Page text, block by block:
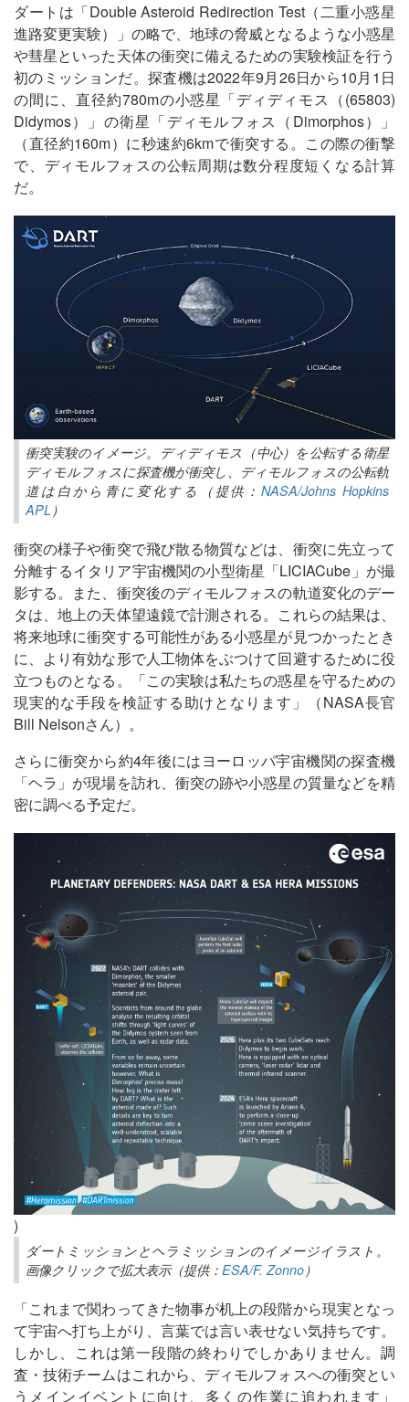
ダートは「Double Asteroid Redirection Test（二重小惑星
進路変更実験）」の略で、地球の脅威となるような小惑星
や彗星といった天体の衝突に備えるための実験検証を行う
初のミッションだ。探査機は2022年9月26日から10月1日
の間に、直径約780mの小惑星「ディディモス（(65803)
Didymos）」の衛星「ディモルフォス（Dimorphos）」
（直径約160m）に秒速約6kmで衝突する。この際の衝撃
で、ディモルフォスの公転周期は数分程度短くなる計算
だ。
衝突実験のイメージ。ディディモス（中心）を公転する衛星
ディモルフォスに探査機が衝突し、ディモルフォスの公転軌
道は白から青に変化する（提供：NASA/Johns Hopkins
APL ）
衝突の様子や衝突で飛び散る物質などは、衝突に先立って
分離するイタリア宇宙機関の小型衛星「LICIACube」が撮
影する。また、衝突後のディモルフォスの軌道変化のデー
タは、地上の天体望遠鏡で計測される。これらの結果は、
将来地球に衝突する可能性がある小惑星が見つかったとき
に、より有効な形で人工物体をぶつけて回避するために役
立つものとなる。「この実験は私たちの惑星を守るための
現実的な手段を検証する助けとなります」（NASA長官
Bill Nelsonさん）。
さらに衝突から約4年後にはヨーロッパ宇宙機関の探査機
「ヘラ」が現場を訪れ、衝突の跡や小惑星の質量などを精
密に調べる予定だ。
)
ダートミッションとヘラミッションのイメージイラスト。
画像クリックで拡大表示（提供：ESA/F. Zonno ）
「これまで関わってきた物事が机上の段階から現実となっ
て宇宙へ打ち上がり、言葉では言い表せない気持ちです。
しかし、これは第一段階の終わりでしかありません。調
査・技術チームはこれから、ディモルフォスへの衝突とい
うメインイベントに向け、多くの作業に追われます」